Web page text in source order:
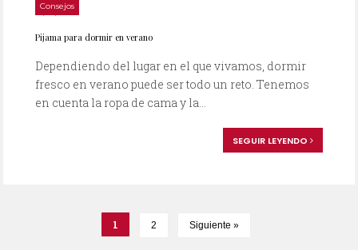
Consejos
10/07/2014
Pijama para dormir en verano
Dependiendo del lugar en el que vivamos, dormir
fresco en verano puede ser todo un reto. Tenemos
en cuenta la ropa de cama y la...
SEGUIR LEYENDO
1 2 Siguiente »